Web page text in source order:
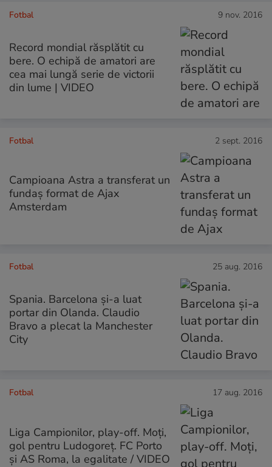
Fotbal 9 nov. 2016
Record mondial răsplătit cu
bere. O echipă de amatori are
cea mai lungă serie de victorii
din lume | VIDEO
Fotbal 2 sept. 2016
Campioana Astra a transferat un
fundaș format de Ajax
Amsterdam
Fotbal 25 aug. 2016
Spania. Barcelona și-a luat
portar din Olanda. Claudio
Bravo a plecat la Manchester
City
Fotbal 17 aug. 2016
Liga Campionilor, play-off. Moţi,
gol pentru Ludogoreţ. FC Porto
şi AS Roma, la egalitate / VIDEO